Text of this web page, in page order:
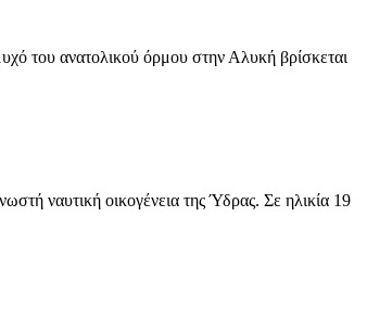
του ανατολικού όρμου στην Αλυκή βρίσκεται
ναυτική οικογένεια της Ύδρας. Σε ηλικία 19